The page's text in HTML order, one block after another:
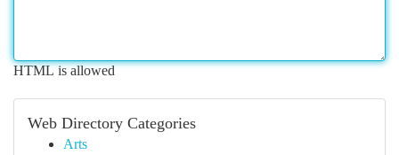
HTML is allowed
Web Directory Categories
Arts